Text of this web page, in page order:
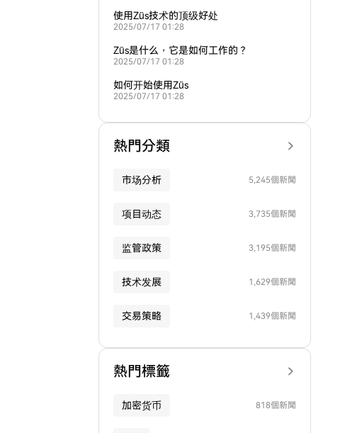
使用Züs技术的顶级好处
2025/07/17 01:28
Züs是什么，它是如何工作的？
2025/07/17 01:28
如何开始使用Züs
2025/07/17 01:28
熱門分類
市场分析 5,245個新聞
项目动态 3,735個新聞
监管政策 3,195個新聞
技术发展 1,629個新聞
交易策略 1,439個新聞
熱門標籤
加密货币 818個新聞